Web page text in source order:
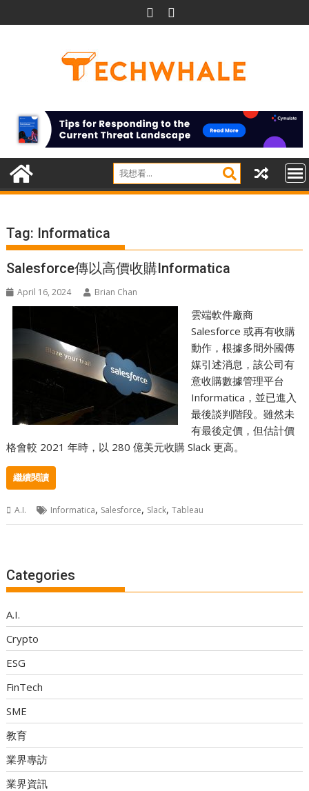
to
Tag: Informatica
Salesforce傳以高價收購Informatica
April 16, 2024 Brian Chan
雲端軟件廠商
Salesforce 或再有收購
動作，根據多間外國傳
媒引述消息，該公司有
意收購數據管理平台
Informatica，並已進入
最後談判階段。雖然未
有最後定價，但估計價
格會較 2021 年時，以 280 億美元收購 Slack 更高。
繼續閱讀
A.I. Informatica, Salesforce, Slack,Tableau
Categories
A.I.
Crypto
ESG
FinTech
SME
教育
業界專訪
業界資訊